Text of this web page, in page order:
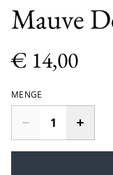
Mauve
€ 14,00
MENGE